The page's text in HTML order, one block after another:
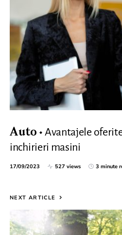
Auto
Avantajele
inchirieri masini
17/09/2023 527 views 3 minute
NEXT ARTICLE